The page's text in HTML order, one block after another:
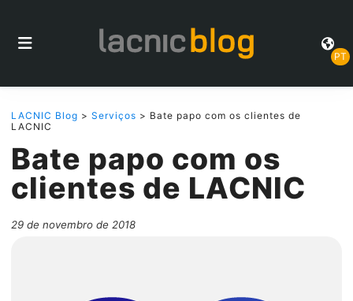
PT
LACNIC Blog > Serviços > Bate papo com os clientes de
LACNIC
Bate papo com os
clientes de LACNIC
29 de novembro de 2018